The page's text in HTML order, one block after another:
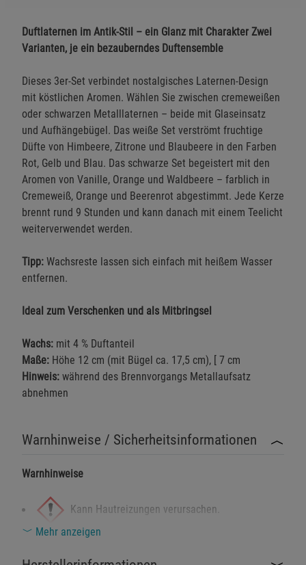
Duftlaternen im Antik-Stil – ein Glanz mit Charakter Zwei
Varianten, je ein bezauberndes Duftensemble
Dieses 3er-Set verbindet nostalgisches Laternen-Design
mit köstlichen Aromen. Wählen Sie zwischen cremeweißen
oder schwarzen Metalllaternen – beide mit Glaseinsatz
und Aufhängebügel. Das weiße Set verströmt fruchtige
Düfte von Himbeere, Zitrone und Blaubeere in den Farben
Rot, Gelb und Blau. Das schwarze Set begeistert mit den
Aromen von Vanille, Orange und Waldbeere – farblich in
Cremeweiß, Orange und Beerenrot abgestimmt. Jede Kerze
brennt rund 9 Stunden und kann danach mit einem Teelicht
weiterverwendet werden.
Tipp: Wachsreste lassen sich einfach mit heißem Wasser
entfernen.
Ideal zum Verschenken und als Mitbringsel
Wachs: mit 4 % Duftanteil
Maße: Höhe 12 cm (mit Bügel ca. 17,5 cm), [ 7 cm
Hinweis: während des Brennvorgangs Metallaufsatz
abnehmen
Warnhinweise / Sicherheitsinformationen
Warnhinweise
Kann Hautreizungen verursachen.
Mehr anzeigen